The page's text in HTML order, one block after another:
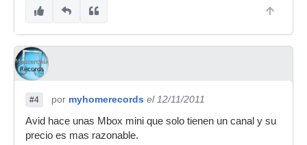
#4 por myhomerecords el 12/11/2011
Avid hace unas Mbox mini que solo tienen un canal y su
precio es mas razonable.